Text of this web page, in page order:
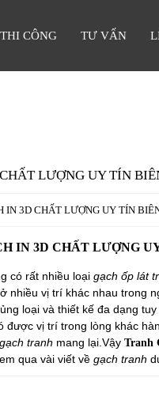
CÔNG TƯ VẤN
LƯỢNG UY TÍN
IN 3D CHẤT LƯỢNG UY TÍN
IN 3D CHẤT LƯỢNG
có rất nhiều loại gạch ốp lát
nhiều vị trí khác nhau trong
loại và thiết kế đa dạng
được vị trí trong lòng khác
gạch tranh mang lại.Vậy Tranh
qua vài viết về gạch tranh